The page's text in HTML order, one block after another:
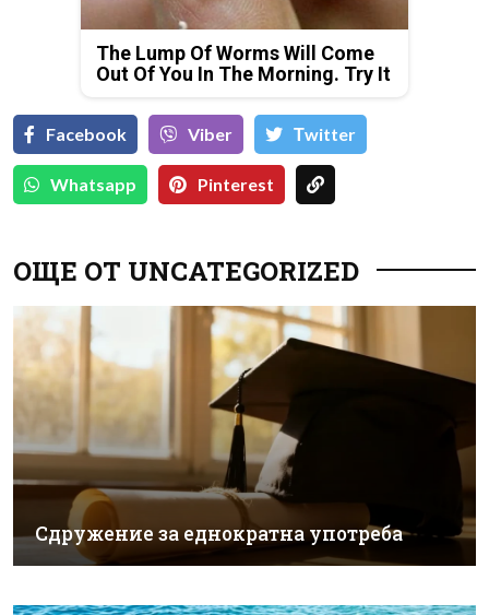
The Lump Of Worms Will Come
Out Of You In The Morning. Try It
Facebook Viber Тwitter
Whatsapp Pinterest
ОЩЕ ОТ UNCATEGORIZED
Сдружение за еднократна употреба